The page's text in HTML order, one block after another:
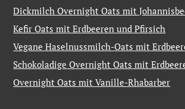
Dickmilch Overnight Oats mit
Kefir Oats mit Erdbeeren und Pfirsich
Vegane Haselnussmilch-Oats mit
Schokoladige Overnight Oats mit
Overnight Oats mit Vanille-Rhabarber